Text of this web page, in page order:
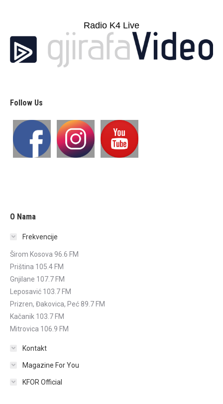
Radio K4 Live
Follow Us
O Nama
Frekvencije
Širom Kosova 96.6 FM
Priština 105.4 FM
Gnjilane 107.7 FM
Leposavić 103.7 FM
Prizren, Đakovica, Peć 89.7 FM
Kačanik 103.7 FM
Mitrovica 106.9 FM
Kontakt
Magazine For You
KFOR Official